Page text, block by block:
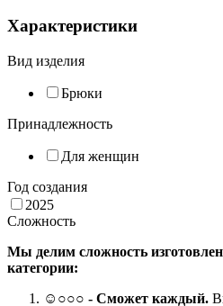
Характеристики
Вид изделия
Брюки
Принадлежность
Для женщин
Год создания
2025
Сложность
Мы делим сложность
категории:
☺ ○○○ - Сможет каждый.